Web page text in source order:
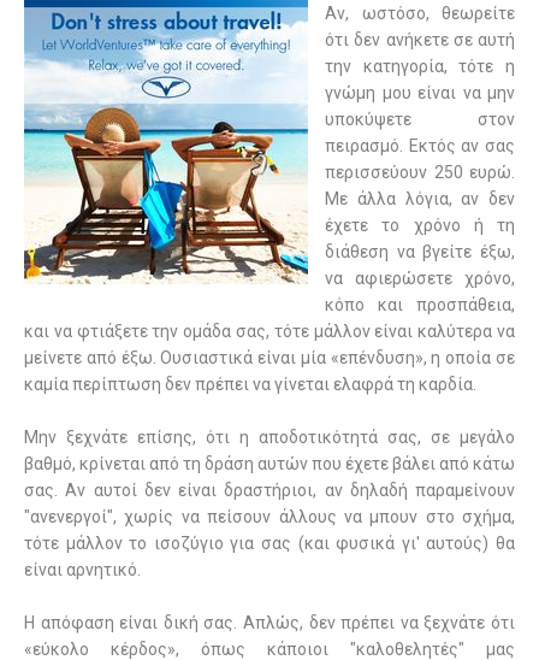
Αν, ωστόσο, θεωρείτε
ότι δεν ανήκετε σε αυτή
την κατηγορία, τότε η
γνώμη μου είναι να μην
υποκύψετε στον
πειρασμό. Εκτός αν σας
περισσεύουν 250 ευρώ.
Με άλλα λόγια, αν δεν
έχετε το χρόνο ή τη
διάθεση να βγείτε έξω,
να αφιερώσετε χρόνο,
κόπο και προσπάθεια,
και να φτιάξετε την ομάδα σας, τότε μάλλον είναι καλύτερα να
μείνετε από έξω. Ουσιαστικά είναι μία «επένδυση», η οποία σε
καμία περίπτωση δεν πρέπει να γίνεται ελαφρά τη καρδία.
Μην ξεχνάτε επίσης, ότι η αποδοτικότητά σας, σε μεγάλο
βαθμό, κρίνεται από τη δράση αυτών που έχετε βάλει από κάτω
σας. Αν αυτοί δεν είναι δραστήριοι, αν δηλαδή παραμείνουν
"ανενεργοί", χωρίς να πείσουν άλλους να μπουν στο σχήμα,
τότε μάλλον το ισοζύγιο για σας (και φυσικά γι' αυτούς) θα
είναι αρνητικό.
Η απόφαση είναι δική σας. Απλώς, δεν πρέπει να ξεχνάτε ότι
«εύκολο κέρδος», όπως κάποιοι "καλοθελητές" μας